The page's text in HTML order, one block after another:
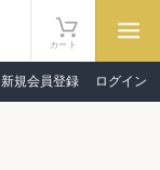
カート
新規会員登録 ログイン